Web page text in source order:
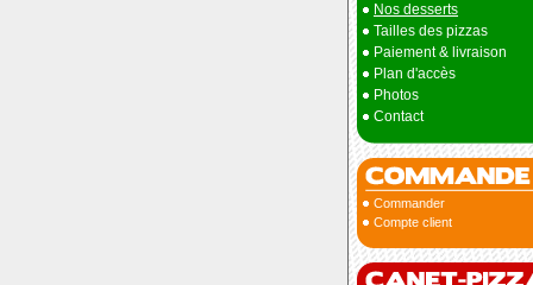
Nos desserts
Tailles des pizzas
Paiement & livraison
Plan d'accès
Photos
Contact
Commander
Compte client